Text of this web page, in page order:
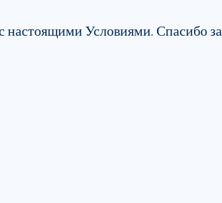
настоящими Условиями. Спасибо за